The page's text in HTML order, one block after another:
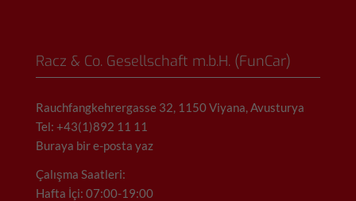
Racz & Co. Gesellschaft m.b.H. (FunCar)
Rauchfangkehrergasse 32, 1150 Viyana, Avusturya
Tel: +43(1)892 11 11
Buraya bir e-posta yaz
Çalışma Saatleri:
Hafta İçi: 07:00-19:00